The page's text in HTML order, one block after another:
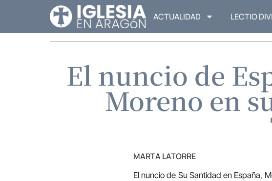
ACTUALIDAD LECTIO
El nuncio de
Moreno en
MARTA LATORRE
El nuncio de Su Santidad en España,